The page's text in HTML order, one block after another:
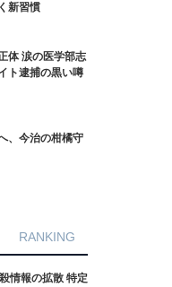
新習慣
体 涙の医学部志
ト逮捕の黒い噂
、今治の柑橘守
RANKING
情報の拡散 特定